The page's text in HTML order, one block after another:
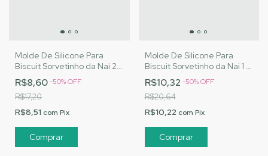
Molde De Silicone Para
Biscuit Sorvetinho da Nai 2 -
MJ Artesanatos |Cód. 2805
R$8,60-50%OFF
R$17,20
R$8,51 com Pix
Molde De Silicone Para
Biscuit Sorvetinho da Nai 1 -
MJ Artesanatos |Cód. 2804
R$10,32 -50%OFF
R$20,64
R$10,22 com Pix